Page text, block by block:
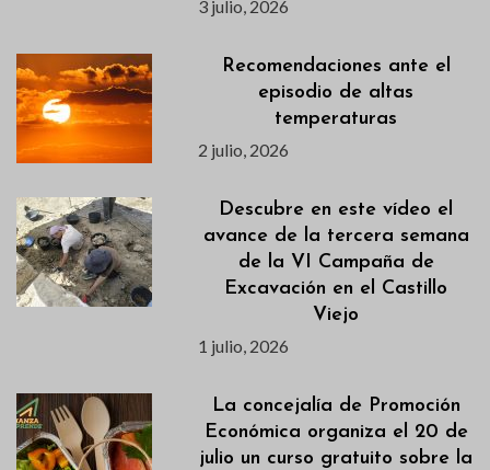
3 julio, 2026
Recomendaciones ante el
episodio de altas
temperaturas
2 julio, 2026
Descubre en este vídeo el
avance de la tercera semana
de la VI Campaña de
Excavación en el Castillo
Viejo
1 julio, 2026
La concejalía de Promoción
Económica organiza el 20 de
julio un curso gratuito sobre la